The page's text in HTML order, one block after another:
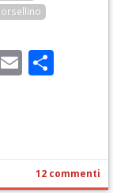
Email
12 commenti